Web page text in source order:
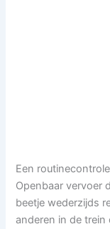
Een
Openbaar vervoer
beetje wederzijds
anderen in de